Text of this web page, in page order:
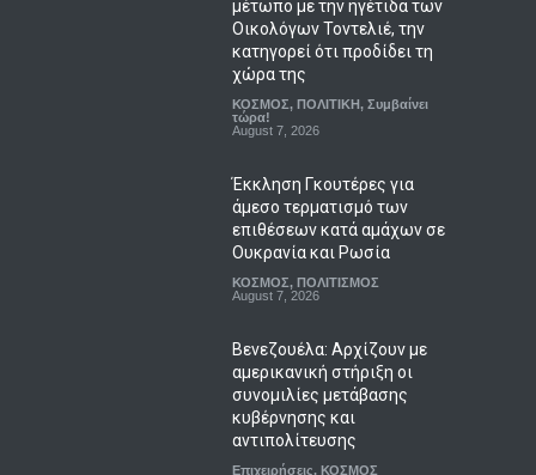
μέτωπο με την ηγέτιδα των
Οικολόγων Τοντελιέ, την
κατηγορεί ότι προδίδει τη
χώρα της
ΚΟΣΜΟΣ, ΠΟΛΙΤΙΚΗ, Συμβαίνει
τώρα!
August 7, 2026
Έκκληση Γκουτέρες για
άμεσο τερματισμό των
επιθέσεων κατά αμάχων σε
Ουκρανία και Ρωσία
ΚΟΣΜΟΣ, ΠΟΛΙΤΙΣΜΟΣ
August 7, 2026
Βενεζουέλα: Αρχίζουν με
αμερικανική στήριξη οι
συνομιλίες μετάβασης
κυβέρνησης και
αντιπολίτευσης
Επιχειρήσεις, ΚΟΣΜΟΣ